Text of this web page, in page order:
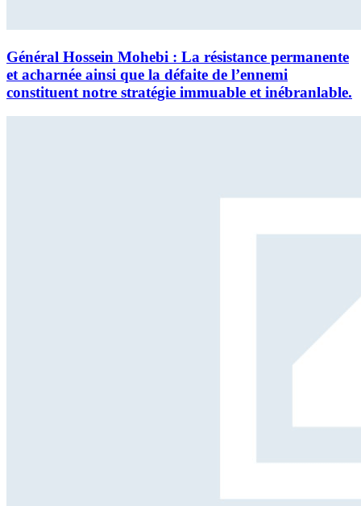
Général Hossein Mohebi : La résistance permanente
et acharnée ainsi que la défaite de l’ennemi
constituent notre stratégie immuable et inébranlable.